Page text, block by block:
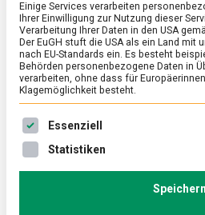
ERNÄHRUNG & GESUNDHEIT /
Von Brand und
29. September 2023
Obst lässt sich vielseitig
Kompott und Marmelade,
Lebensmittelmagazin.de war
Einige Services verarbeiten
Ihrer Einwilligung zur Nutzung dieser
Verarbeitung Ihrer Daten in den USA
Der EuGH stuft die USA als ein Land mit
nach EU-Standards ein. Es besteht
Behörden personenbezogene Daten in
verarbeiten, ohne dass für
Klagemöglichkeit besteht.
Es folgt eine Liste der
Essenziell
Statistiken
Speichern